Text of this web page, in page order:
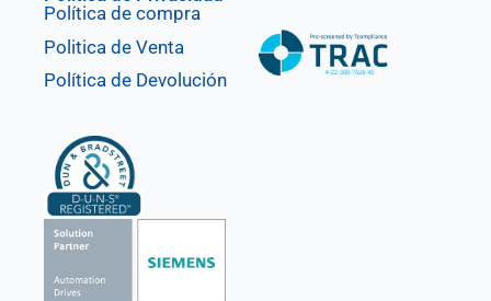
Política de compra
Politica de Venta
Política de Devolución